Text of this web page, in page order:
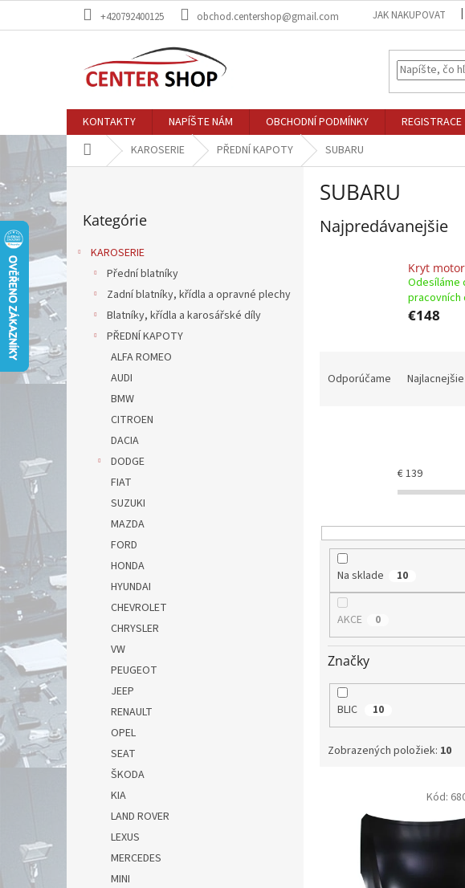
+420792400125 obchod.centershop@gmail.com JAK NAKUPOVAT
KONTAKTY NAPÍŠTE NÁM OBCHODNÍ PODMÍNKY REGISTRACE
DomovKAROSERIE PŘEDNÍ KAPOTY SUBARU
B
o
č
n
p
a
n
l
kategórie
Kategórie
KAROSERIE
Přední blatníky
Zadní blatníky, křídla a opravné plechy
Blatníky, křídla a karosářské díly
PŘEDNÍ KAPOTY
ALFA ROMEO
AUDI
BMW
CITROEN
DACIA
DODGE
FIAT
SUZUKI
MAZDA
FORD
HONDA
HYUNDAI
CHEVROLET
CHRYSLER
VW
PEUGEOT
JEEP
RENAULT
OPEL
SEAT
ŠKODA
KIA
LAND ROVER
LEXUS
MERCEDES
MINI
SUBARU
Najpredávanejšie
Kryt
Odesíláme
pracovních
€148
d
Odporúčame Najlacnejšie
€139
Na sklade 10
AKCE 0
Značky
BLIC 10
Zobrazených položiek: 10
Kód: